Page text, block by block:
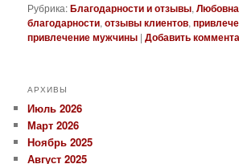
Рубрика:Благодарности и отзывы,
благодарности,отзывы клиентов,
привлечение мужчины |Добавить
АРХИВЫ
Июль 2026
Март 2026
Ноябрь 2025
Август 2025